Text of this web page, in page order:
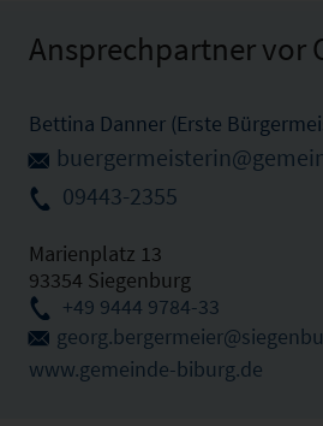
Ansprechpartner vor
Bettina Danner (Erste
09443-2355
Marienplatz 13
93354 Siegenburg
+49 9444 9784-33
www.gemeinde-biburg.de